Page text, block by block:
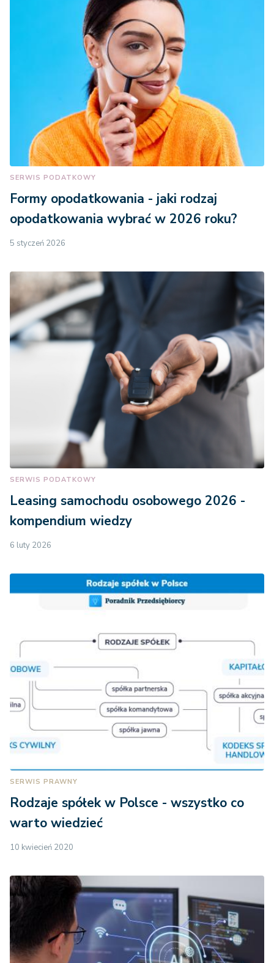
SERWIS PODATKOWY
Formy opodatkowania - jaki rodzaj
opodatkowania wybrać w 2026 roku?
5 styczeń 2026
SERWIS PODATKOWY
Leasing samochodu osobowego 2026 -
kompendium wiedzy
6 luty 2026
SERWIS PRAWNY
Rodzaje spółek w Polsce - wszystko co
warto wiedzieć
10 kwiecień 2020